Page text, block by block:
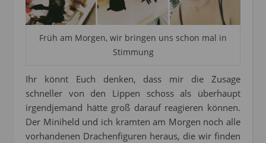
Früh am Morgen, wir bringen uns schon mal in
Stimmung
Ihr könnt Euch denken, dass mir die Zusage
schneller von den Lippen schoss als überhaupt
irgendjemand hätte groß darauf reagieren können.
Der Miniheld und ich kramten am Morgen noch alle
vorhandenen Drachenfiguren heraus, die wir finden